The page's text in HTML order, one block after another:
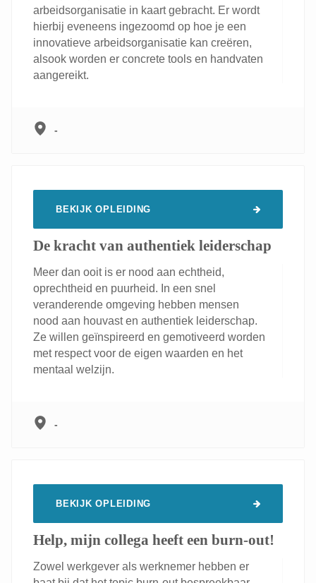
arbeidsorganisatie in kaart gebracht. Er wordt
hierbij eveneens ingezoomd op hoe je een
innovatieve arbeidsorganisatie kan creëren,
alsook worden er concrete tools en handvaten
aangereikt.
-
BEKIJK OPLEIDING
De kracht van authentiek leiderschap
Meer dan ooit is er nood aan echtheid,
oprechtheid en puurheid. In een snel
veranderende omgeving hebben mensen
nood aan houvast en authentiek leiderschap.
Ze willen geïnspireerd en gemotiveerd worden
met respect voor de eigen waarden en het
mentaal welzijn.
-
BEKIJK OPLEIDING
Help, mijn collega heeft een burn-out!
Zowel werkgever als werknemer hebben er